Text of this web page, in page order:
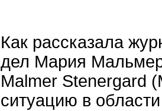
Как рассказала
дел Мария
Malmer Stenergard
ситуацию в